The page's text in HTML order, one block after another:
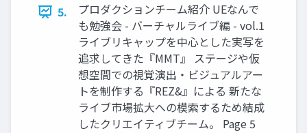
5.
プロダクションチーム紹介 UEなんで
も勉強会 - バーチャルライブ編 - vol.1
ライブリキャップを中心とした実写を
追求してきた『MMT』 ステージや仮
想空間での視覚演出・ビジュアルアー
トを制作する『REZ&』による 新たな
ライブ市場拡大への模索するため結成
したクリエイティブチーム。 Page 5